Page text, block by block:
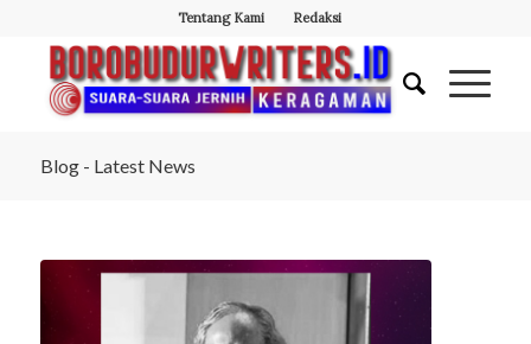
Tentang Kami Redaksi
Blog - Latest News